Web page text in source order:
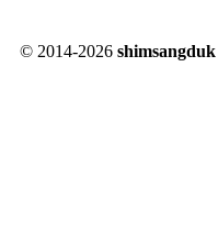
© 2014-2026 shimsangduk